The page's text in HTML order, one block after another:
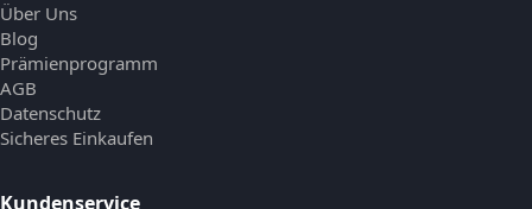
Über Uns
Blog
Prämienprogramm
AGB
Datenschutz
Sicheres Einkaufen
Kundenservice